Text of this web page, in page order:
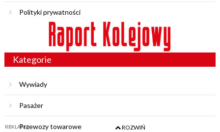
REKLAMA ROZWIŃ
Polityki prywatności
Kategorie
Wywiady
Pasażer
Przewozy towarowe